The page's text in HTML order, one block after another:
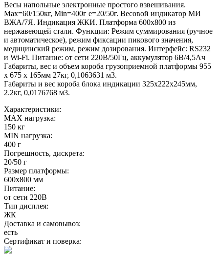
Весы напольные электронные простого взвешивания.
Мах=60/150кг, Min=400г е=20/50г. Весовой индикатор МИ
ВЖА/7Я. Индикация ЖКИ. Платформа 600х800 из
нержавеющей стали. Функции: Режим суммирования (ручное
и автоматическое), режим фиксации пикового значения,
медицинский режим, режим дозирования. Интерфейс: RS232
и Wi-Fi. Питание: от сети 220В/50Гц, аккумулятор 6В/4,5Ач
Габариты, вес и объем короба грузоприемной платформы 955
х 675 х 165мм 27кг, 0,1063631 м3.
Габариты и вес короба блока индикации 325х222х245мм,
2.2кг, 0,0176768 м3.
Характеристики:
MAX нагрузка:
150 кг
MIN нагрузка:
400 г
Погрешность, дискрета:
20/50 г
Размер платформы:
600х800 мм
Питание:
от сети 220В
Тип дисплея:
ЖК
Доставка и самовывоз:
есть
Сертификат и поверка: